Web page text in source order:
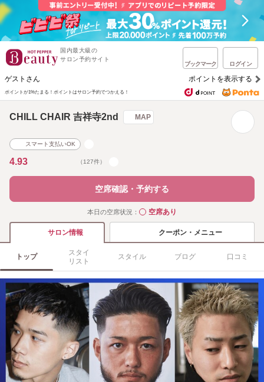
国内最大級の
サロン予約サイト
ブックマーク ログイン
ゲストさん ポイントを表示する
ポイントが1%たまる！ ポイントはサロン予約でつかえる！
CHILL CHAIR 吉祥寺2nd MAP
スマート支払いOK
4.93 （127件）
空席確認・予約する
本日の空席状況： ◯空席あり
サロン情報 クーポン・メニュー
トップ
スタイ
リスト
スタイル ブログ 口コミ